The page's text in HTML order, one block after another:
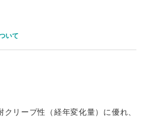
いて
リープ性（経年変化量）に優れ、